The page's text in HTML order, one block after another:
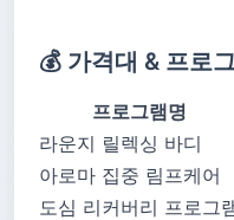
💰 가격대 & 프로
프로그램명
라운지 릴렉싱 바디
아로마 집중 림프케어
도심 리커버리 프로그